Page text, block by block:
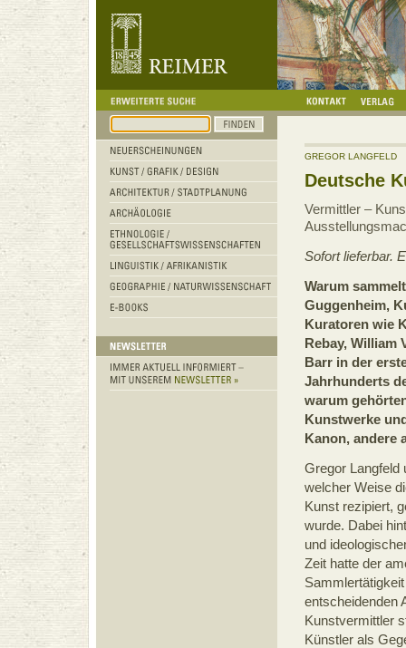
GREGOR LANGFELD
Deutsche
Vermittler –
Sofort lieferbar.
Warum
Guggenheim,
Kuratoren wie
Rebay, William
Barr in der
Jahrhunderts
warum
Kunstwerke
Kanon, andere
Gregor Langfeld
welcher Weise
Kunst rezipiert,
wurde. Dabei
und
Zeit hatte der
entscheidenden
Kunstvermittler
Künstler als